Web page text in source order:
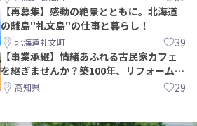
【再募集】感動の絶景とともに。北海道
の離島"礼文島"の仕事と暮らし！
北海道礼文町 39
【事業承継】情緒あふれる古民家カフェ
を継ぎませんか？築100年、リフォームか
ら約10年！
高知県 29